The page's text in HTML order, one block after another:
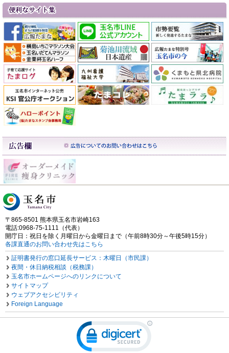
〒865-8501 熊本県玉名市岩崎163
電話:0968-75-1111（代表）
開庁日：祝日を除く月曜日から金曜日まで（午前8時30分～午後5時15分）
各課直通のお問い合わせ先はこちら
証明書発行の窓口延長サービス：木曜日（市民課）
夜間・休日納税相談（税務課）
玉名市ホームページへのリンクについて
サイトマップ
ウェブアクセシビリティ
Foreign Language